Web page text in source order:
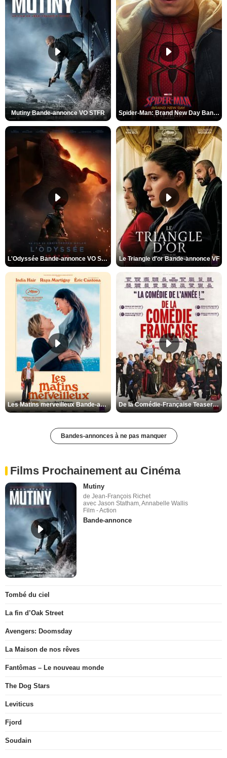
Mutiny Bande-annonce VO STFR Spider-Man: Brand New Day Bande-annonce VO STFR
L'Odyssée Bande-annonce VO STFR Le Triangle d'or Bande-annonce VF
Les Matins merveilleux Bande-annonce VF De la Comédie-Française Teaser VF
Bandes-annonces à ne pas manquer
Films Prochainement au Cinéma
Mutiny
de Jean-François Richet
avec Jason Statham, Annabelle Wallis
Film - Action
Bande-annonce
Tombé du ciel
La fin d’Oak Street
Avengers: Doomsday
La Maison de nos rêves
Fantômas – Le nouveau monde
The Dog Stars
Leviticus
Fjord
Soudain